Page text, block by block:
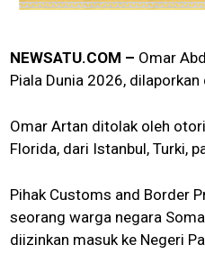
NEWSATU.COM – Omar
Piala Dunia 2026,
Omar Artan ditolak oleh
Florida, dari Istanbul, Turki,
Pihak Customs and Border
seorang warga negara
diizinkan masuk ke Negeri